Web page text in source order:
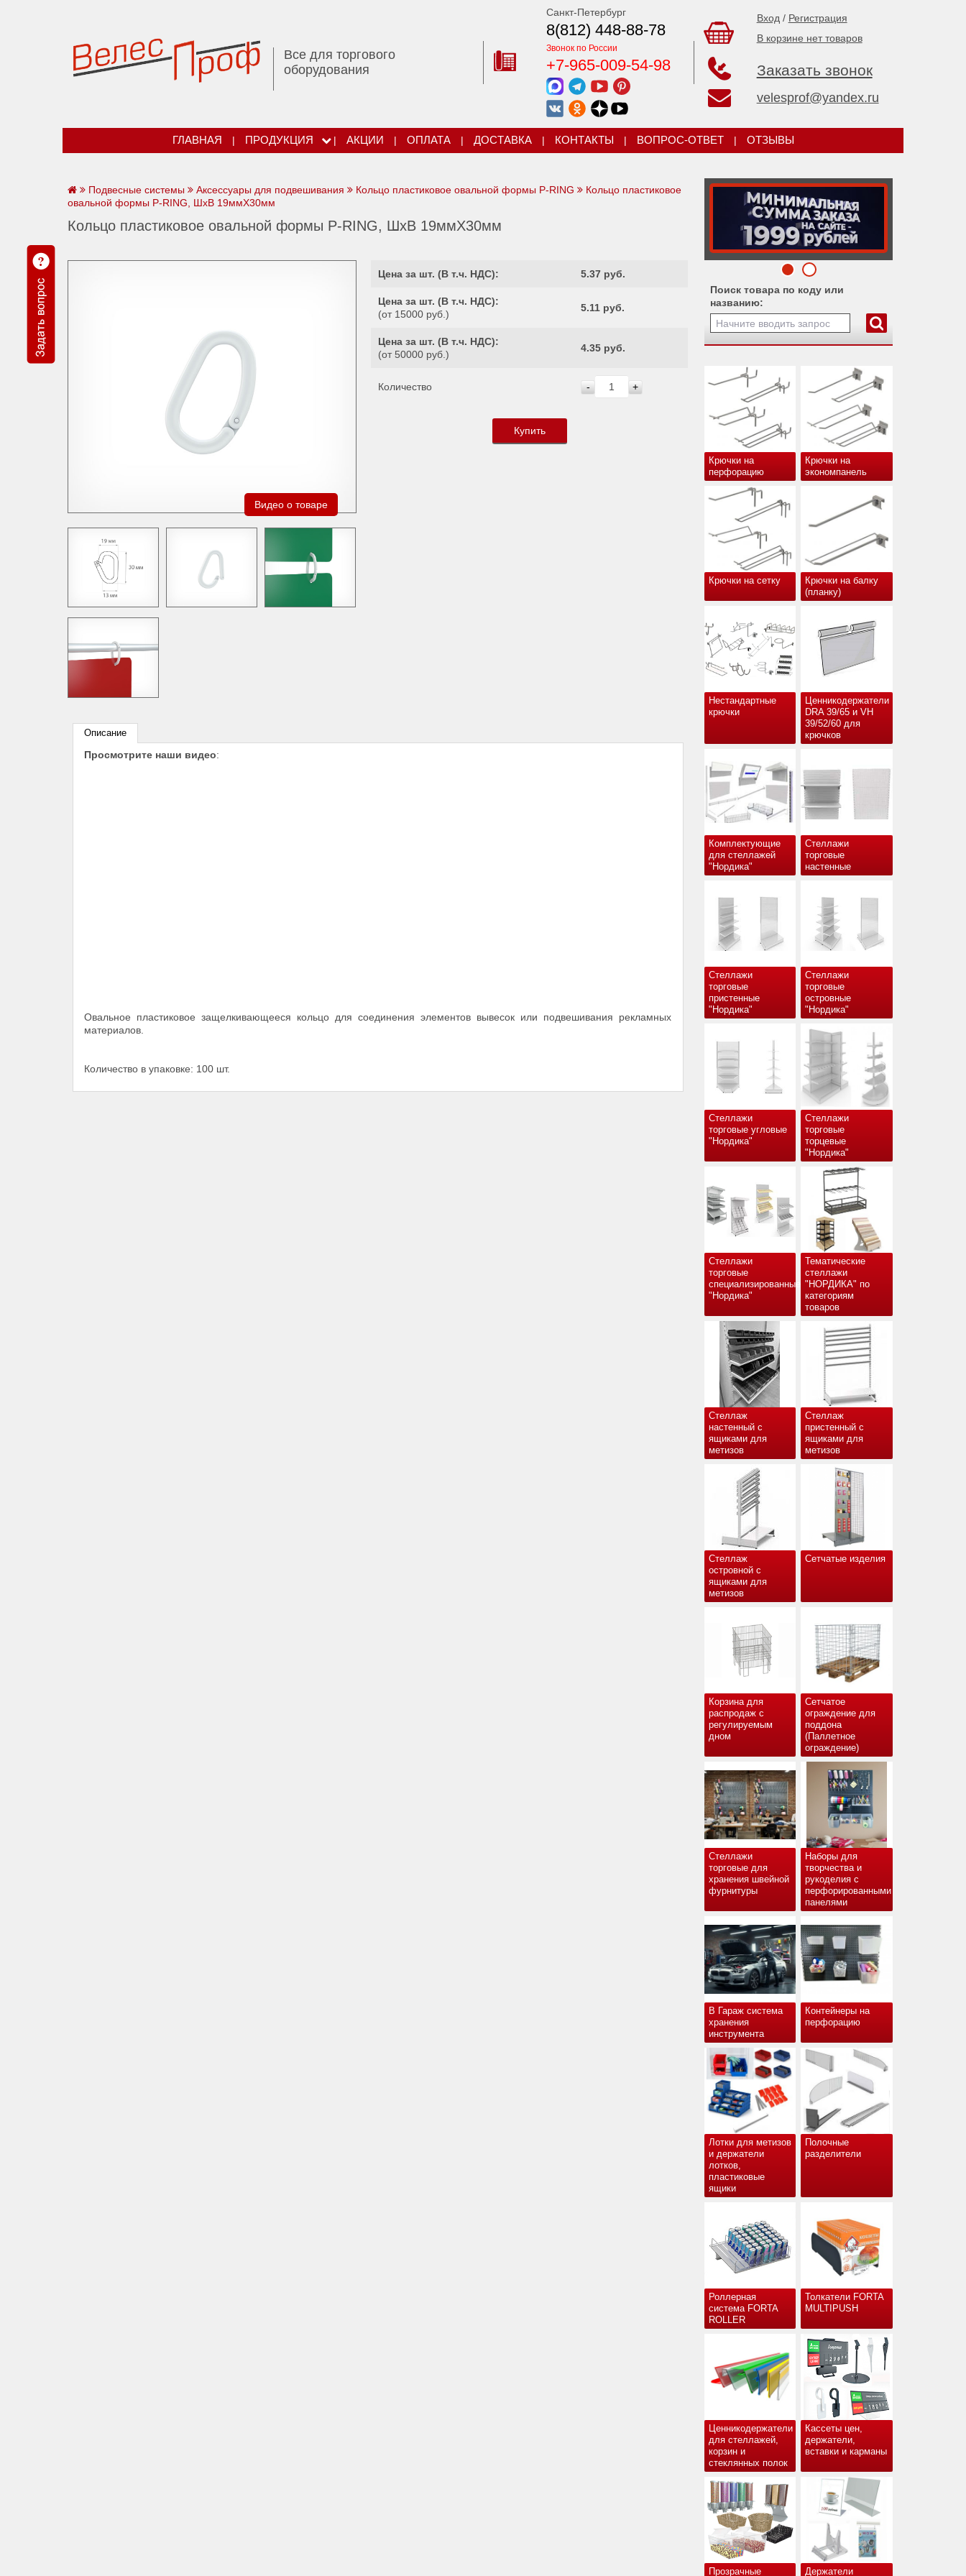
Все для торгового
оборудования
Санкт-Петербург
8(812) 448-88-78
Звонок по России
+7-965-009-54-98
Вход / Регистрация
В корзине нет товаров
Заказать звонок
velesprof@yandex.ru
ГЛАВНАЯ | ПРОДУКЦИЯ | АКЦИИ | ОПЛАТА | ДОСТАВКА | КОНТАКТЫ | ВОПРОС-ОТВЕТ | ОТЗЫВЫ
Поиск товара по коду или
названию:
Крючки на
перфорацию
Крючки на
экономпанель
Крючки на сетку
Крючки на балку
(планку)
Нестандартные
крючки
Ценникодержатели
DRA 39/65 и VH
39/52/60 для
крючков
Комплектующие
для стеллажей
"Нордика"
Стеллажи
торговые
настенные
Стеллажи
торговые
пристенные
"Нордика"
Стеллажи
торговые
островные
"Нордика"
Стеллажи
торговые угловые
"Нордика"
Стеллажи
торговые
торцевые
"Нордика"
Стеллажи
торговые
специализированные
"Нордика"
Тематические
стеллажи
"НОРДИКА" по
категориям
товаров
Стеллаж
настенный с
ящиками для
метизов
Стеллаж
пристенный с
ящиками для
метизов
Стеллаж
островной с
ящиками для
метизов
Сетчатые изделия
Корзина для
распродаж с
регулируемым
дном
Сетчатое
ограждение для
поддона
(Паллетное
ограждение)
Стеллажи
торговые для
хранения швейной
фурнитуры
Наборы для
творчества и
рукоделия с
перфорированными
панелями
В Гараж система
хранения
инструмента
Контейнеры на
перфорацию
Лотки для метизов
и держатели
лотков,
пластиковые
ящики
Полочные
разделители
Роллерная
система FORTA
ROLLER
Толкатели FORTA
MULTIPUSH
Ценникодержатели
для стеллажей,
корзин и
стеклянных полок
Кассеты цен,
держатели,
вставки и карманы
Прозрачные Держатели
Подвесные системы Аксессуары для подвешивания Кольцо пластиковое овальной формы P-RING
Кольцо пластиковое
овальной формы P-RING, ШхВ 19ммХ30мм
Кольцо пластиковое овальной формы P-RING, ШхВ 19ммХ30мм
Видео о товаре
Цена за шт. (В т.ч. НДС): 5.37 руб.
Цена за шт. (В т.ч. НДС):
(от 15000 руб.)
5.11 руб.
Цена за шт. (В т.ч. НДС):
(от 50000 руб.)
4.35 руб.
Количество - +
Купить
Описание
Просмотрите наши видео:
Овальное пластиковое защелкивающееся кольцо для соединения элементов вывесок или подвешивания рекламных
материалов.
Количество в упаковке: 100 шт.